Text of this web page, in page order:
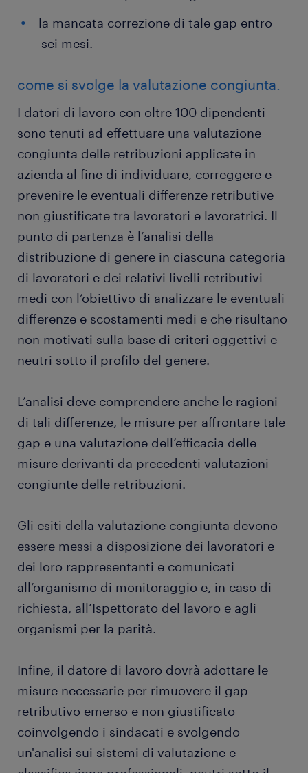
la mancata correzione di tale gap entro
sei mesi.
come si svolge la valutazione congiunta.
I datori di lavoro con oltre 100 dipendenti
sono tenuti ad effettuare una valutazione
congiunta delle retribuzioni applicate in
azienda al fine di individuare, correggere e
prevenire le eventuali differenze retributive
non giustificate tra lavoratori e lavoratrici. Il
punto di partenza è l’analisi della
distribuzione di genere in ciascuna categoria
di lavoratori e dei relativi livelli retributivi
medi con l’obiettivo di analizzare le eventuali
differenze e scostamenti medi e che risultano
non motivati sulla base di criteri oggettivi e
neutri sotto il profilo del genere.
L’analisi deve comprendere anche le ragioni
di tali differenze, le misure per affrontare tale
gap e una valutazione dell’efficacia delle
misure derivanti da precedenti valutazioni
congiunte delle retribuzioni.
Gli esiti della valutazione congiunta devono
essere messi a disposizione dei lavoratori e
dei loro rappresentanti e comunicati
all’organismo di monitoraggio e, in caso di
richiesta, all’Ispettorato del lavoro e agli
organismi per la parità.
Infine, il datore di lavoro dovrà adottare le
misure necessarie per rimuovere il gap
retributivo emerso e non giustificato
coinvolgendo i sindacati e svolgendo
un'analisi sui sistemi di valutazione e